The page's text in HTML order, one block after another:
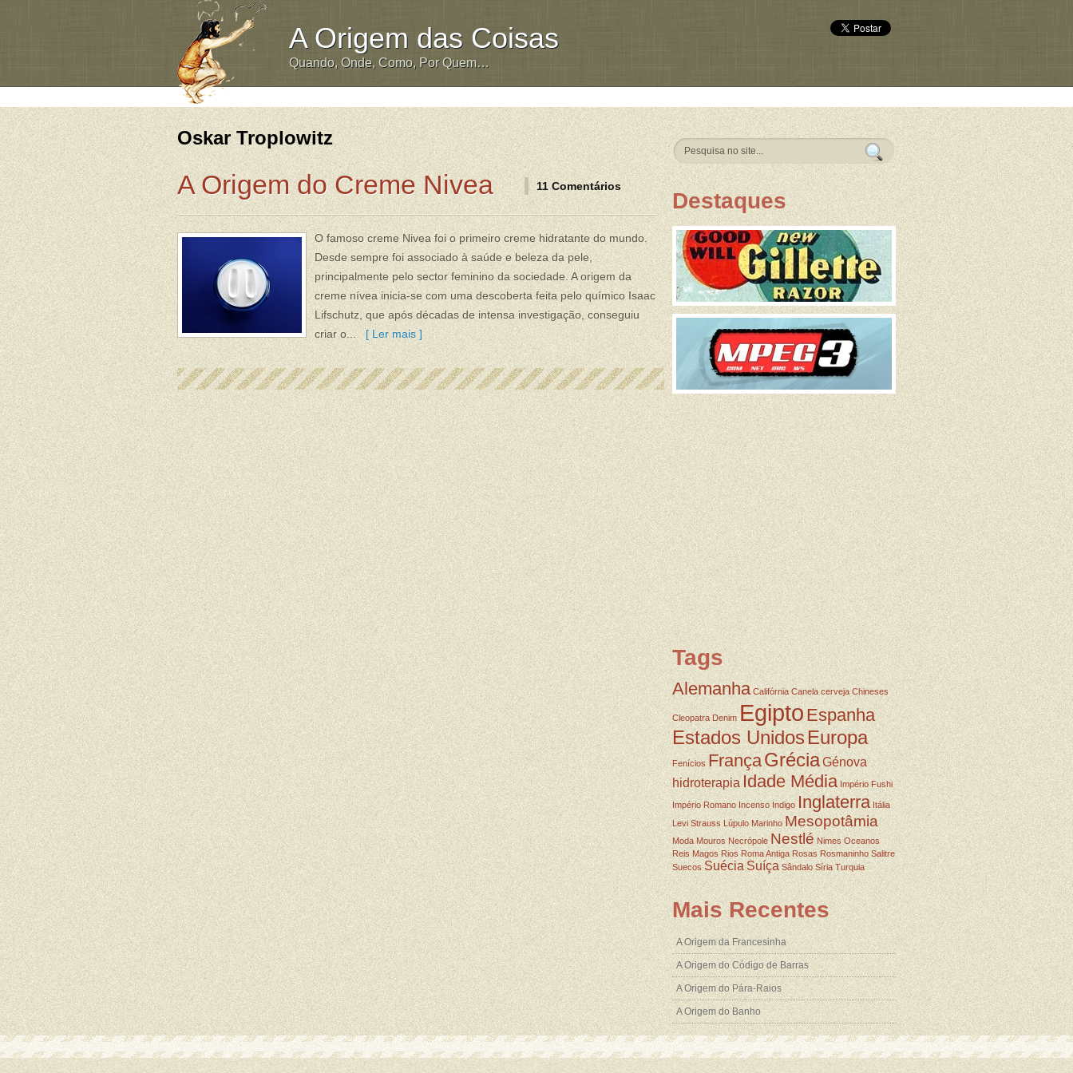
A Origem das Coisas
Quando, Onde, Como, Por Quem…
Oskar Troplowitz
A Origem do Creme Nivea 11 Comentários
O famoso creme Nivea foi o primeiro creme hidratante do mundo.
Desde sempre foi associado à saúde e beleza da pele,
principalmente pelo sector feminino da sociedade. A origem da
creme nívea inicia-se com uma descoberta feita pelo químico Isaac
Lifschutz, que após décadas de intensa investigação, conseguiu
criar o...[ Ler mais ]
Destaques
Tags
Alemanha Califórnia Canela cerveja Chineses
Cleopatra Denim EgiptoEspanha
Estados UnidosEuropa
Fenícios FrançaGréciaGénova
hidroterapiaIdade Média Império Fushi
Império Romano Incenso Indigo Inglaterra Itália
Levi Strauss Lúpulo Marinho Mesopotâmia
Moda Mouros Necrópole Nestlé Nimes Oceanos
Reis Magos Rios Roma Antiga Rosas Rosmaninho Salitre
Suecos Suécia Suíça Sândalo Síria Turquia
Mais Recentes
A Origem da Francesinha
A Origem do Código de Barras
A Origem do Pára-Raios
A Origem do Banho